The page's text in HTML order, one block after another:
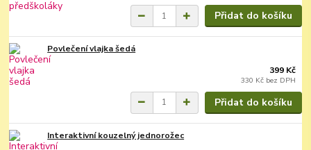
Přidat do košíku
Povlečení vlajka šedá
399 Kč
330 Kč bez DPH
Přidat do košíku
Interaktivní kouzelný jednorožec